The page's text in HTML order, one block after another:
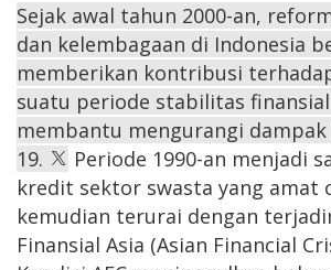
Sejak awal tahun 2000-an,
dan kelembagaan di Indonesia
memberikan kontribusi
suatu periode stabilitas
membantu mengurangi dampak
19.
Periode 1990-an menjadi
kredit sektor swasta yang amat
kemudian terurai dengan
Finansial Asia (Asian Financial